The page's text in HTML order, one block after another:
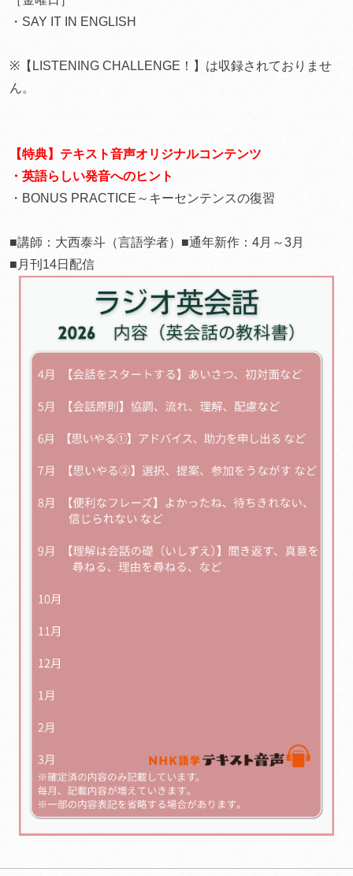
・SAY IT IN ENGLISH
※【LISTENING CHALLENGE！】は収録されておりませ
ん。
【特典】テキスト音声オリジナルコンテンツ
・英語らしい発音へのヒント
・BONUS PRACTICE～キーセンテンスの復習
■講師：大西泰斗（言語学者）■通年新作：4月～3月
■月刊14日配信